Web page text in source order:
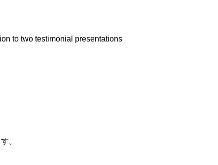
to two testimonial presentations
。